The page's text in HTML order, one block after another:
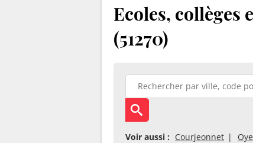
Ecoles, collèges
(51270)
Voir aussi : Courjeonnet